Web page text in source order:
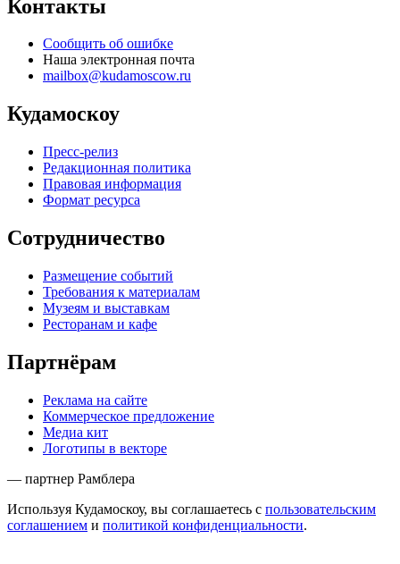
Контакты
Сообщить об ошибке
Наша электронная почта
mailbox@kudamoscow.ru
Кудамоскоу
Пресс-релиз
Редакционная политика
Правовая информация
Формат ресурса
Сотрудничество
Размещение событий
Требования к материалам
Музеям и выставкам
Ресторанам и кафе
Партнёрам
Реклама на сайте
Коммерческое предложение
Медиа кит
Логотипы в векторе
— партнер Рамблера
Используя Кудамоскоу, вы соглашаетесь с пользовательским
соглашением и политикой конфиденциальности.